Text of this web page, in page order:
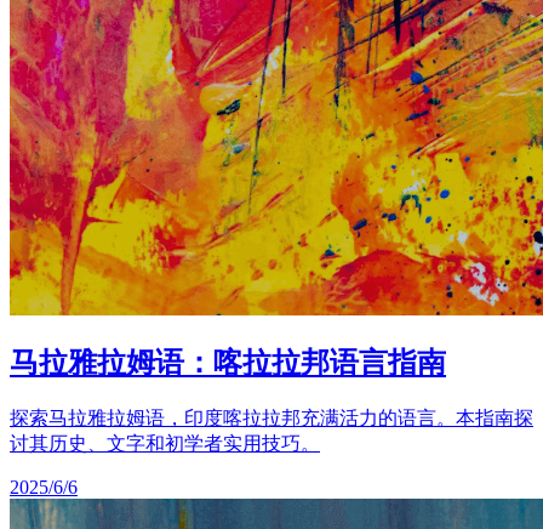
马拉雅拉姆语：喀拉拉邦语言指南
探索马拉雅拉姆语，印度喀拉拉邦充满活力的语言。本指南探
讨其历史、文字和初学者实用技巧。
2025/6/6